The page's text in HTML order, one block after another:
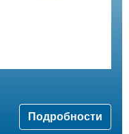
Подробности